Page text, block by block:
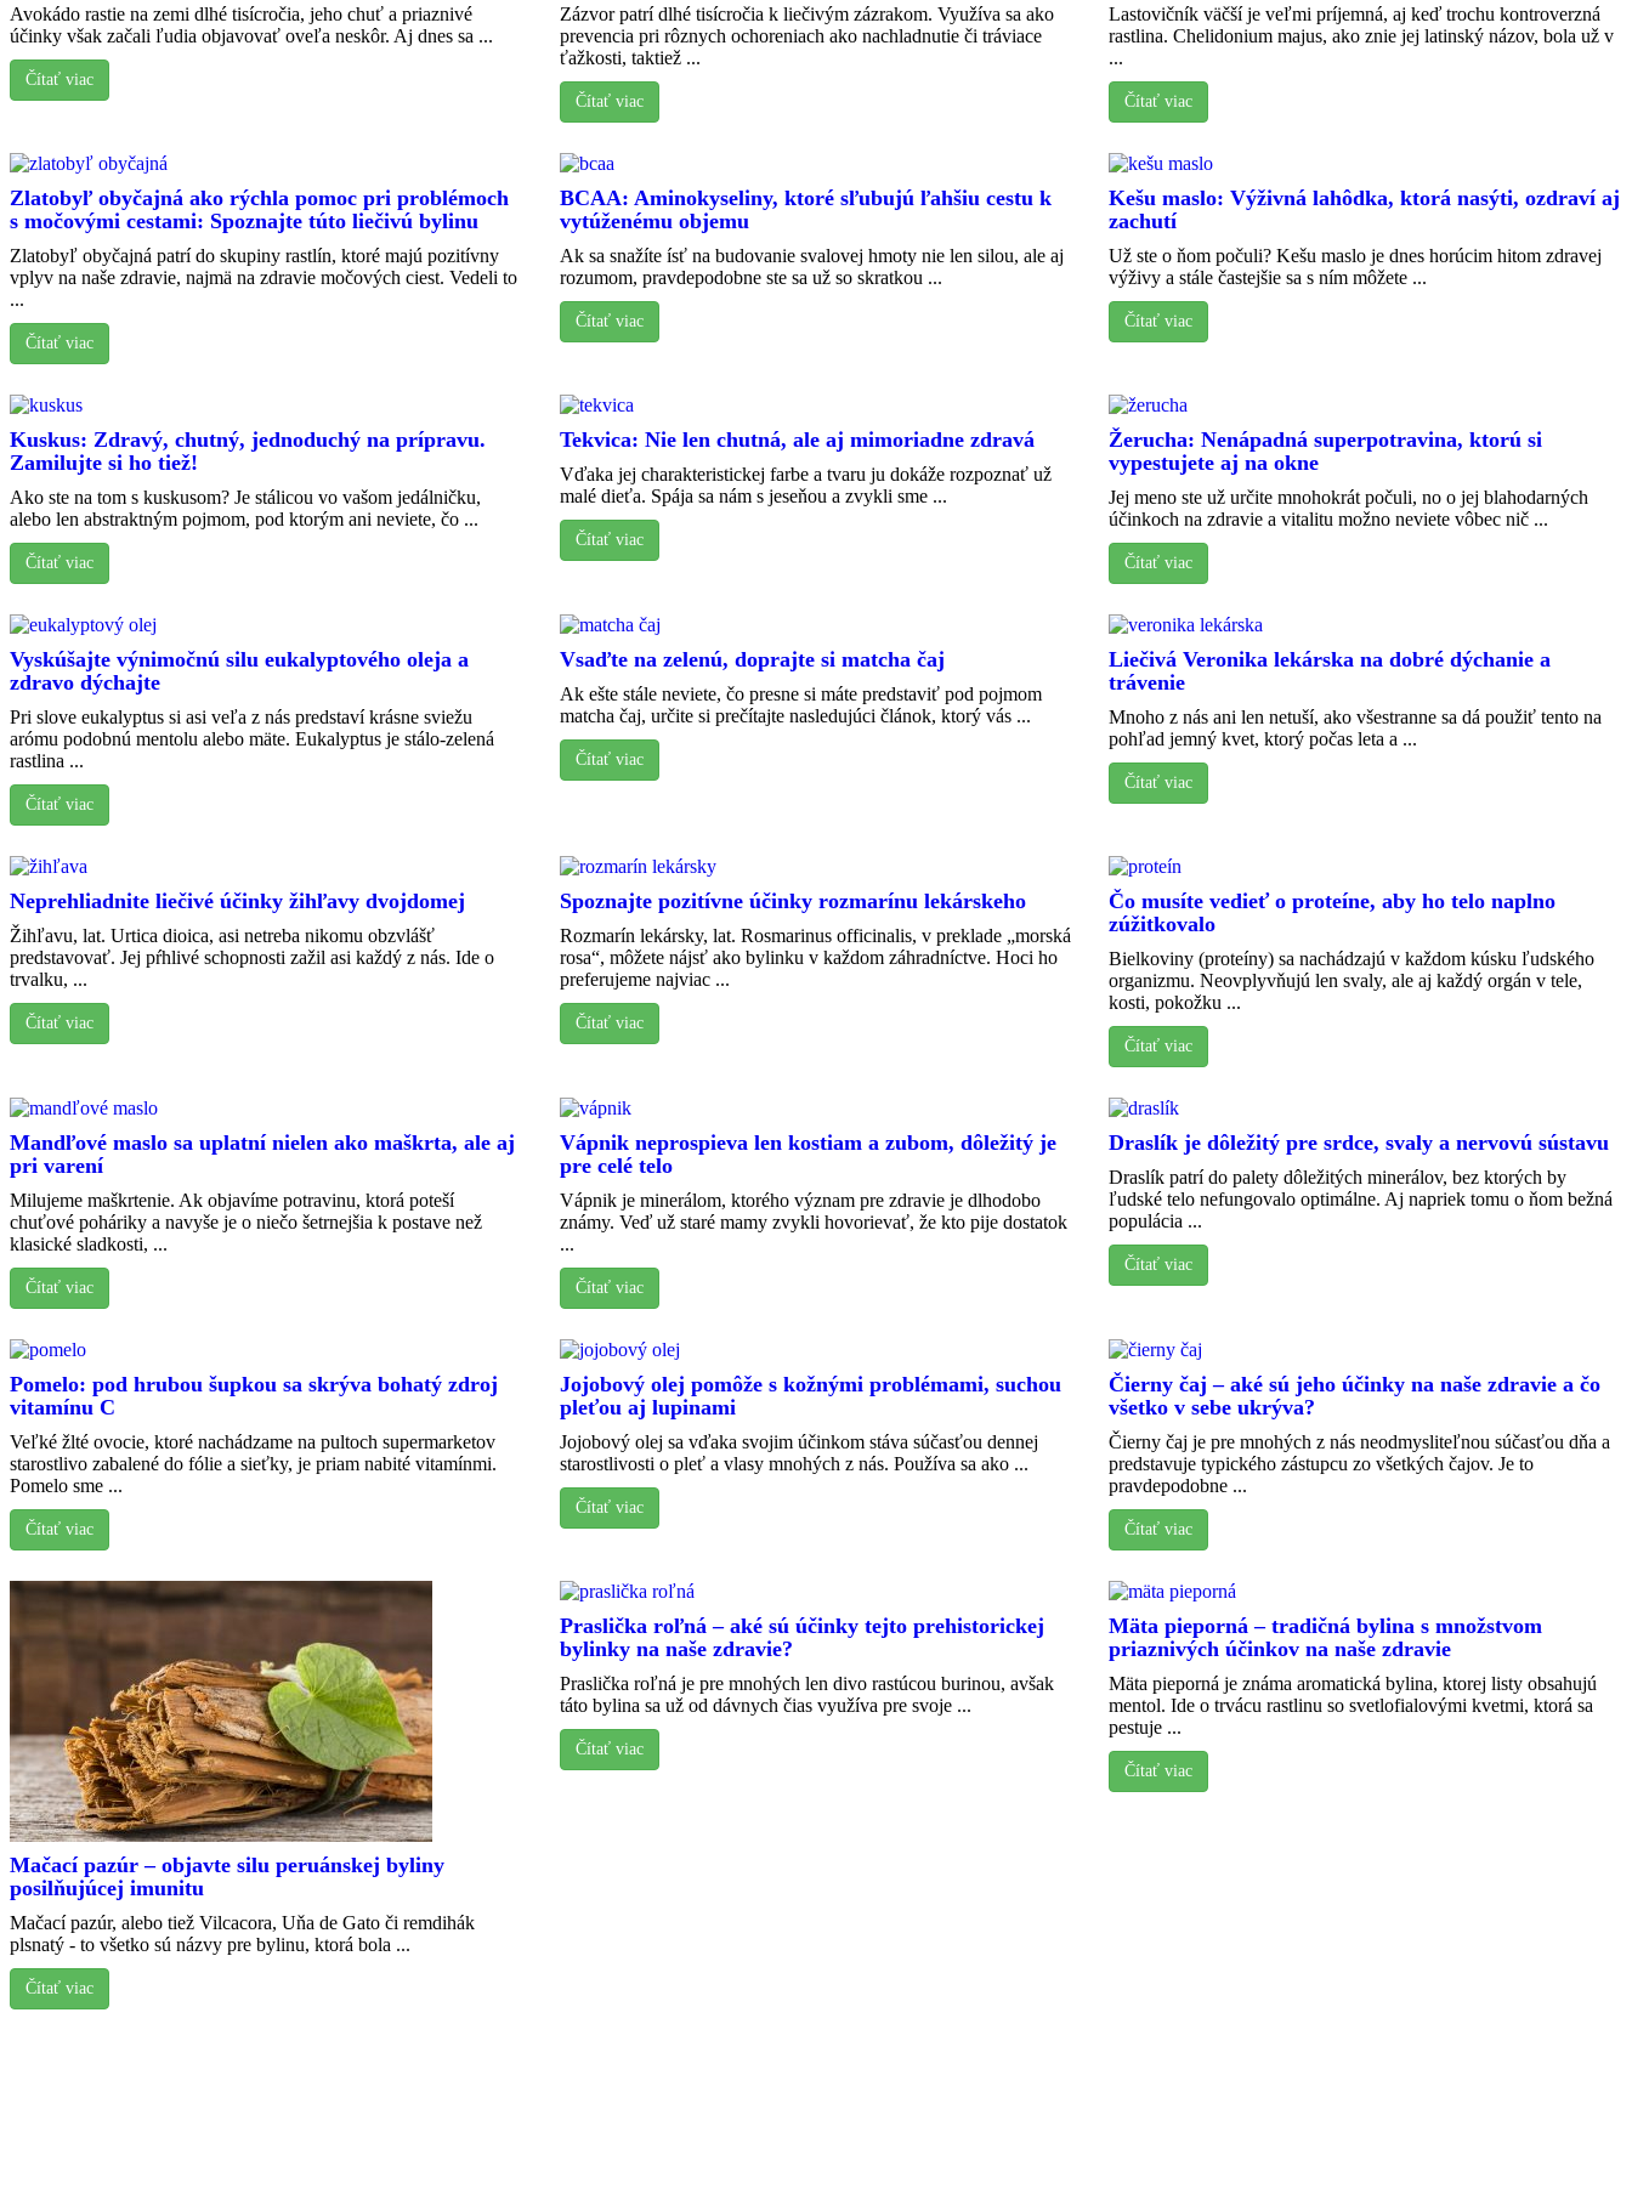
Avokádo rastie na zemi dlhé tisícročia, jeho chuť a priaznivé
účinky však začali ľudia objavovať oveľa neskôr. Aj dnes sa ...
Čítať viac
Zázvor patrí dlhé tisícročia k liečivým zázrakom. Využíva sa ako
prevencia pri rôznych ochoreniach ako nachladnutie či tráviace
ťažkosti, taktiež ...
Čítať viac
Lastovičník väčší je veľmi príjemná, aj keď trochu kontroverzná
rastlina. Chelidonium majus, ako znie jej latinský názov, bola už v
...
Čítať viac
Zlatobyľ obyčajná ako rýchla pomoc pri problémoch
s močovými cestami: Spoznajte túto liečivú bylinu
Zlatobyľ obyčajná patrí do skupiny rastlín, ktoré majú pozitívny
vplyv na naše zdravie, najmä na zdravie močových ciest. Vedeli to
...
Čítať viac
BCAA: Aminokyseliny, ktoré sľubujú ľahšiu cestu k
vytúženému objemu
Ak sa snažíte ísť na budovanie svalovej hmoty nie len silou, ale aj
rozumom, pravdepodobne ste sa už so skratkou ...
Čítať viac
Kešu maslo: Výživná lahôdka, ktorá nasýti, ozdraví aj
zachutí
Už ste o ňom počuli? Kešu maslo je dnes horúcim hitom zdravej
výživy a stále častejšie sa s ním môžete ...
Čítať viac
Kuskus: Zdravý, chutný, jednoduchý na prípravu.
Zamilujte si ho tiež!
Ako ste na tom s kuskusom? Je stálicou vo vašom jedálničku,
alebo len abstraktným pojmom, pod ktorým ani neviete, čo ...
Čítať viac
Tekvica: Nie len chutná, ale aj mimoriadne zdravá
Vďaka jej charakteristickej farbe a tvaru ju dokáže rozpoznať už
malé dieťa. Spája sa nám s jeseňou a zvykli sme ...
Čítať viac
Žerucha: Nenápadná superpotravina, ktorú si
vypestujete aj na okne
Jej meno ste už určite mnohokrát počuli, no o jej blahodarných
účinkoch na zdravie a vitalitu možno neviete vôbec nič ...
Čítať viac
Vyskúšajte výnimočnú silu eukalyptového oleja a
zdravo dýchajte
Pri slove eukalyptus si asi veľa z nás predstaví krásne sviežu
arómu podobnú mentolu alebo mäte. Eukalyptus je stálo-zelená
rastlina ...
Čítať viac
Vsaďte na zelenú, doprajte si matcha čaj
Ak ešte stále neviete, čo presne si máte predstaviť pod pojmom
matcha čaj, určite si prečítajte nasledujúci článok, ktorý vás ...
Čítať viac
Liečivá Veronika lekárska na dobré dýchanie a
trávenie
Mnoho z nás ani len netuší, ako všestranne sa dá použiť tento na
pohľad jemný kvet, ktorý počas leta a ...
Čítať viac
Neprehliadnite liečivé účinky žihľavy dvojdomej
Žihľavu, lat. Urtica dioica, asi netreba nikomu obzvlášť
predstavovať. Jej pŕhlivé schopnosti zažil asi každý z nás. Ide o
trvalku, ...
Čítať viac
Spoznajte pozitívne účinky rozmarínu lekárskeho
Rozmarín lekársky, lat. Rosmarinus officinalis, v preklade „morská
rosa“, môžete nájsť ako bylinku v každom záhradníctve. Hoci ho
preferujeme najviac ...
Čítať viac
Čo musíte vedieť o proteíne, aby ho telo naplno
zúžitkovalo
Bielkoviny (proteíny) sa nachádzajú v každom kúsku ľudského
organizmu. Neovplyvňujú len svaly, ale aj každý orgán v tele,
kosti, pokožku ...
Čítať viac
Mandľové maslo sa uplatní nielen ako maškrta, ale aj
pri varení
Milujeme maškrtenie. Ak objavíme potravinu, ktorá poteší
chuťové poháriky a navyše je o niečo šetrnejšia k postave než
klasické sladkosti, ...
Čítať viac
Vápnik neprospieva len kostiam a zubom, dôležitý je
pre celé telo
Vápnik je minerálom, ktorého význam pre zdravie je dlhodobo
známy. Veď už staré mamy zvykli hovorievať, že kto pije dostatok
...
Čítať viac
Draslík je dôležitý pre srdce, svaly a nervovú sústavu
Draslík patrí do palety dôležitých minerálov, bez ktorých by
ľudské telo nefungovalo optimálne. Aj napriek tomu o ňom bežná
populácia ...
Čítať viac
Pomelo: pod hrubou šupkou sa skrýva bohatý zdroj
vitamínu C
Veľké žlté ovocie, ktoré nachádzame na pultoch supermarketov
starostlivo zabalené do fólie a sieťky, je priam nabité vitamínmi.
Pomelo sme ...
Čítať viac
Jojobový olej pomôže s kožnými problémami, suchou
pleťou aj lupinami
Jojobový olej sa vďaka svojim účinkom stáva súčasťou dennej
starostlivosti o pleť a vlasy mnohých z nás. Používa sa ako ...
Čítať viac
Čierny čaj – aké sú jeho účinky na naše zdravie a čo
všetko v sebe ukrýva?
Čierny čaj je pre mnohých z nás neodmysliteľnou súčasťou dňa a
predstavuje typického zástupcu zo všetkých čajov. Je to
pravdepodobne ...
Čítať viac
Mačací pazúr – objavte silu peruánskej byliny
posilňujúcej imunitu
Mačací pazúr, alebo tiež Vilcacora, Uňa de Gato či remdihák
plsnatý - to všetko sú názvy pre bylinu, ktorá bola ...
Čítať viac
Praslička roľná – aké sú účinky tejto prehistorickej
bylinky na naše zdravie?
Praslička roľná je pre mnohých len divo rastúcou burinou, avšak
táto bylina sa už od dávnych čias využíva pre svoje ...
Čítať viac
Mäta pieporná – tradičná bylina s množstvom
priaznivých účinkov na naše zdravie
Mäta pieporná je známa aromatická bylina, ktorej listy obsahujú
mentol. Ide o trvácu rastlinu so svetlofialovými kvetmi, ktorá sa
pestuje ...
Čítať viac